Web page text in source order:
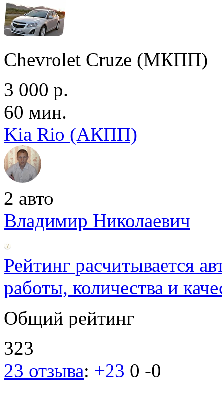
Chevrolet Cruze (МКПП)
3 000 р.
60 мин.
Kia Rio (АКПП)
2 авто
Владимир Николаевич
Рейтинг расчитывается
работы, количества и
Общий рейтинг
323
23 отзыва: +23 0 -0